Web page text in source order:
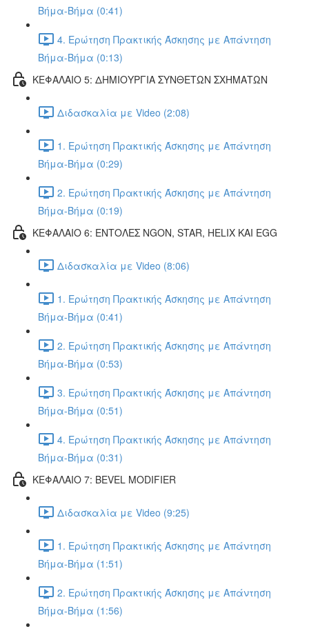
Βήμα-Βήμα (0:41)
4. Ερώτηση Πρακτικής Άσκησης με Απάντηση
Βήμα-Βήμα (0:13)
ΚΕΦΑΛΑΙΟ 5: ΔΗΜΙΟΥΡΓΙΑ ΣΥΝΘΕΤΩΝ ΣΧΗΜΑΤΩΝ
Διδασκαλία με Video (2:08)
1. Ερώτηση Πρακτικής Άσκησης με Απάντηση
Βήμα-Βήμα (0:29)
2. Ερώτηση Πρακτικής Άσκησης με Απάντηση
Βήμα-Βήμα (0:19)
ΚΕΦΑΛΑΙΟ 6: ΕΝΤΟΛΕΣ NGON, STAR, HELIX ΚΑΙ EGG
Διδασκαλία με Video (8:06)
1. Ερώτηση Πρακτικής Άσκησης με Απάντηση
Βήμα-Βήμα (0:41)
2. Ερώτηση Πρακτικής Άσκησης με Απάντηση
Βήμα-Βήμα (0:53)
3. Ερώτηση Πρακτικής Άσκησης με Απάντηση
Βήμα-Βήμα (0:51)
4. Ερώτηση Πρακτικής Άσκησης με Απάντηση
Βήμα-Βήμα (0:31)
ΚΕΦΑΛΑΙΟ 7: BEVEL MODIFIER
Διδασκαλία με Video (9:25)
1. Ερώτηση Πρακτικής Άσκησης με Απάντηση
Βήμα-Βήμα (1:51)
2. Ερώτηση Πρακτικής Άσκησης με Απάντηση
Βήμα-Βήμα (1:56)